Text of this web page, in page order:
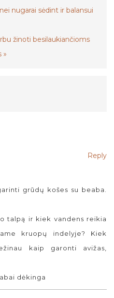
nugarai sėdint ir balansui
žinoti besilaukiančioms
»
Reply
grūdų košes su beaba.
talpą ir kiek vandens reikia
kruopų indelyje? Kiek
kaip garonti avižas,
dėkinga